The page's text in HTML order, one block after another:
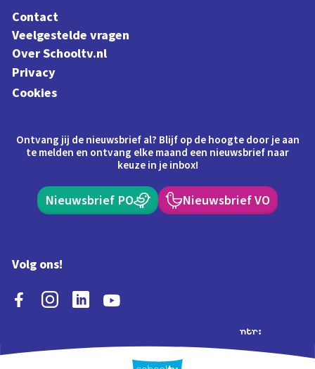
Contact
Veelgestelde vragen
Over Schooltv.nl
Privacy
Cookies
Ontvang jij de nieuwsbrief al? Blijf op de hoogte door je aan
te melden en ontvang elke maand een nieuwsbrief naar
keuze in je inbox!
Nieuwsbrief PO Nieuwsbrief VO
Volg ons!